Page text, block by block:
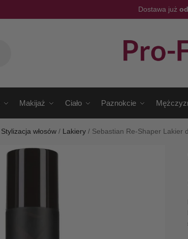
Dostawa już
Makijaż Ciało Paznokcie
Stylizacja włosów / Lakiery / Sebastian Re-Shaper Lakier